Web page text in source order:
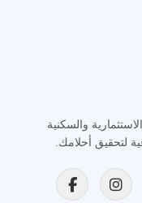
والسكنية
لتحقيق أحلامك.